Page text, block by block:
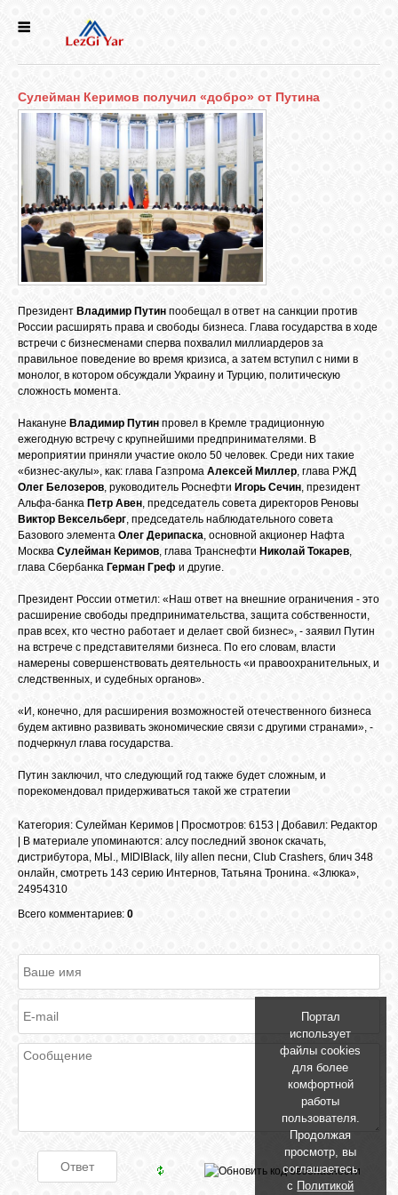
СЕЛА
ИСТОРИЯ
КУЛЬТУРА
ГОЛОС
ЛЕЗГИН
НАРОДЫ
ФОРУМ
ГОСТЕВАЯ
О САЙТЕ
ФОТО
ВИДЕО
МУЗЫКА
САЙТЫ
ОБЪЯВЛЕНИЯ
ОТВЕТЫ
КОНТАКТЫ
ВХОД
Сулейман Керимов получил «добро» от Путина
Президент Владимир Путин пообещал в ответ на санкции против
России расширять права и свободы бизнеса. Глава государства в ходе
встречи с бизнесменами сперва похвалил миллиардеров за
правильное поведение во время кризиса, а затем вступил с ними в
монолог, в котором обсуждали Украину и Турцию, политическую
сложность момента.
Накануне Владимир Путин провел в Кремле традиционную
ежегодную встречу с крупнейшими предпринимателями. В
мероприятии приняли участие около 50 человек. Среди них такие
«бизнес-акулы», как: глава Газпрома Алексей Миллер, глава РЖД
Олег Белозеров, руководитель Роснефти Игорь Сечин, президент
Альфа-банка Петр Авен, председатель совета директоров Реновы
Виктор Вексельберг, председатель наблюдательного совета
Базового элемента Олег Дерипаска, основной акционер Нафта
Москва Сулейман Керимов, глава Транснефти Николай Токарев,
глава Сбербанка Герман Греф и другие.
Президент России отметил: «Наш ответ на внешние ограничения - это
расширение свободы предпринимательства, защита собственности,
прав всех, кто честно работает и делает свой бизнес», - заявил Путин
на встрече с представителями бизнеса. По его словам, власти
намерены совершенствовать деятельность «и правоохранительных, и
следственных, и судебных органов».
«И, конечно, для расширения возможностей отечественного бизнеса
будем активно развивать экономические связи с другими странами», -
подчеркнул глава государства.
Путин заключил, что следующий год также будет сложным, и
порекомендовал придерживаться такой же стратегии
Категория: Сулейман Керимов Просмотров: 6153 | Добавил: Редактор
В материале упоминаются: алсу последний звонок скачать,
дистрибутора, МЫ., MIDIBlack, lily allen песни, Club Crashers, блич 348
онлайн, смотреть 143 серию Интернов, Татьяна Тронина. «Злюка»,
24954310
Всего комментариев: 0
Портал
использует
файлы cookies
для более
комфортной
работы
пользователя.
Продолжая
просмотр, вы
соглашаетесь
с Политикой